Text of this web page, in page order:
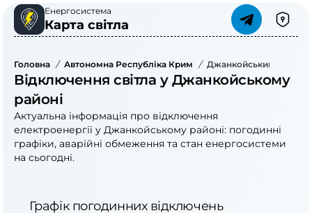
Енергосистема
Карта світла
Головна / Автономна Республіка Крим / Джанкойський Район
Відключення світла у Джанкойському
районі
Актуальна інформація про відключення
електроенергії у Джанкойському районі: погодинні
графіки, аварійні обмеження та стан енергосистеми
на сьогодні.
Графік погодинних відключень